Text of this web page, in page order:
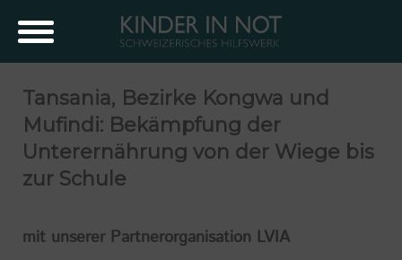
Tansania, Bezirke Kongwa und
Mufindi: Bekämpfung der
Unterernährung von der Wiege bis
zur Schule
mit unserer Partnerorganisation LVIA